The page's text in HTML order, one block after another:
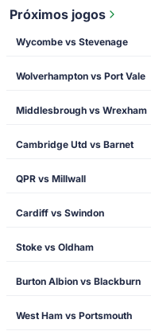
Próximos jogos
Wycombe vs Stevenage
Wolverhampton vs Port Vale
Middlesbrough vs Wrexham
Cambridge Utd vs Barnet
QPR vs Millwall
Cardiff vs Swindon
Stoke vs Oldham
Burton Albion vs Blackburn
West Ham vs Portsmouth